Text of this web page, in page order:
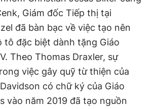
Giám đốc Tiếp thị tại
đã bàn bạc về việc tạo nên
tô đặc biệt dành tặng Giáo
Theo Thomas Draxler, sự
việc gây quỹ từ thiện của
có chữ ký của Giáo
vào năm 2019 đã tạo nguồn